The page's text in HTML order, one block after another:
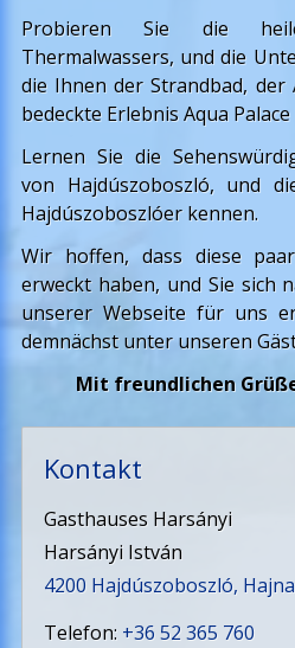
Probieren Sie die
Thermalwassers, und die
die Ihnen der Strandbad,
bedeckte Erlebnis Aqua
Lernen Sie die
von Hajdúszoboszló, und
Hajdúszoboszlóer kennen.
Wir hoffen, dass diese
erweckt haben, und Sie sich
unserer Webseite für uns
demnächst unter unseren
Mit freundlichen
Kontakt
Gasthauses Harsányi
Harsányi István
4200 Hajdúszoboszló,
Telefon: +36 52 365 760